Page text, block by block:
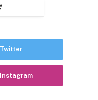
Twitter
Instagram